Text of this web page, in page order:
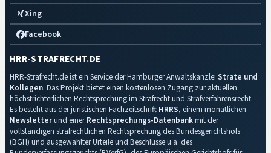
Xing
Facebook
HRR-STRAFRECHT.DE
HRR-Strafrecht.de ist ein Service der Hamburger Anwaltskanzlei Strate und
Kollegen. Das Projekt bietet einen kostenlosen Zugang zur aktuellen
höchstrichterlichen Rechtsprechung im Strafrecht und Strafverfahrensrecht.
Es besteht aus der juristischen Fachzeitschrift HRRS, einem monatlichen
Newsletterund einerRechtsprechungs-Datenbankmit der
vollständigen strafrechtlichen Rechtsprechung des Bundesgerichtshofs
(BGH) und ausgewählter Urteile und Beschlüsse u.a. des